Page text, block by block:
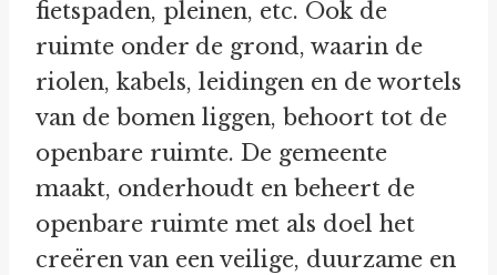
fietspaden, pleinen, etc. Ook de
ruimte onder de grond, waarin de
riolen, kabels, leidingen en de wortels
van de bomen liggen, behoort tot de
openbare ruimte. De gemeente
maakt, onderhoudt en beheert de
openbare ruimte met als doel het
creëren van een veilige, duurzame en